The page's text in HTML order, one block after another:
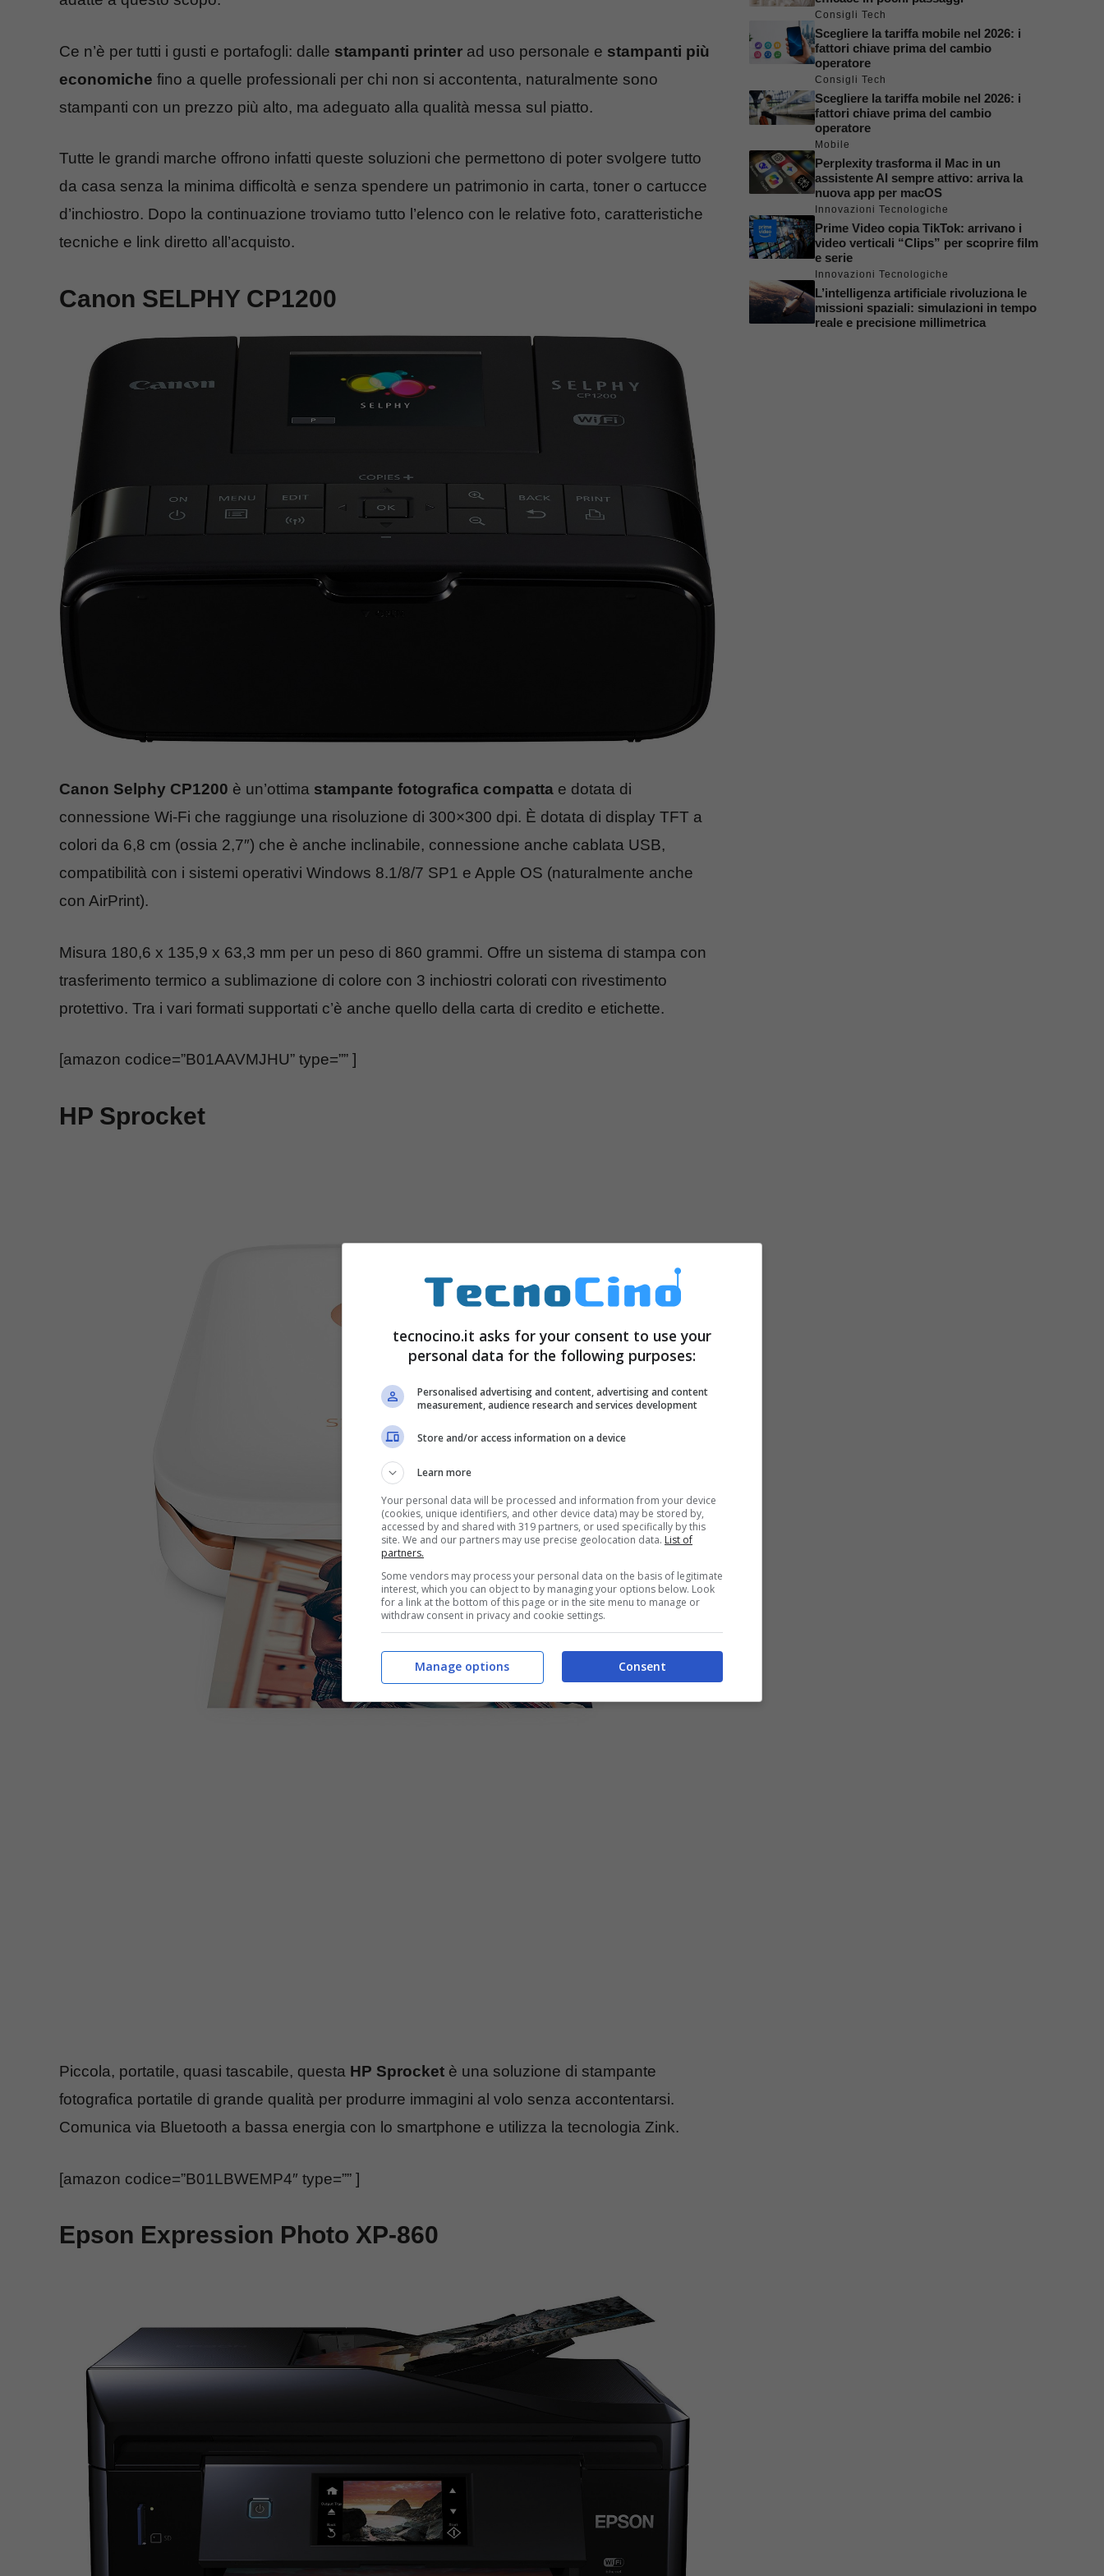
Ce n’è per tutti i gusti e portafogli: dalle stampanti printer ad uso personale e stampanti più
economiche fino a quelle professionali per chi non si accontenta, naturalmente sono
stampanti con un prezzo più alto, ma adeguato alla qualità messa sul piatto.
Tutte le grandi marche offrono infatti queste soluzioni che permettono di poter svolgere tutto
da casa senza la minima difficoltà e senza spendere un patrimonio in carta, toner o cartucce
d’inchiostro. Dopo la continuazione troviamo tutto l’elenco con le relative foto, caratteristiche
tecniche e link diretto all’acquisto.
Canon SELPHY CP1200
Canon Selphy CP1200 è un’ottima stampante fotografica compatta e dotata di
connessione Wi-Fi che raggiunge una risoluzione di 300×300 dpi. È dotata di display TFT a
colori da 6,8 cm (ossia 2,7″) che è anche inclinabile, connessione anche cablata USB,
compatibilità con i sistemi operativi Windows 8.1/8/7 SP1 e Apple OS (naturalmente anche
con AirPrint).
Misura 180,6 x 135,9 x 63,3 mm per un peso di 860 grammi. Offre un sistema di stampa con
trasferimento termico a sublimazione di colore con 3 inchiostri colorati con rivestimento
protettivo. Tra i vari formati supportati c’è anche quello della carta di credito e etichette.
[amazon codice=”B01AAVMJHU” type=”” ]
HP Sprocket
Piccola, portatile, quasi tascabile, questa HP Sprocket è una soluzione di stampante
fotografica portatile di grande qualità per produrre immagini al volo senza accontentarsi.
Comunica via Bluetooth a bassa energia con lo smartphone e utilizza la tecnologia Zink.
[amazon codice=”B01LBWEMP4″ type=”” ]
Epson Expression Photo XP-860
Consigli Tech
Scegliere la tariffa mobile nel 2026: i
fattori chiave prima del cambio
operatore
Consigli Tech
Scegliere la tariffa mobile nel 2026: i
fattori chiave prima del cambio
operatore
Mobile
Perplexity trasforma il Mac in un
assistente AI sempre attivo: arriva la
nuova app per macOS
Innovazioni Tecnologiche
Prime Video copia TikTok: arrivano i
video verticali “Clips” per scoprire film
e serie
Innovazioni Tecnologiche
L’intelligenza artificiale rivoluziona le
missioni spaziali: simulazioni in tempo
reale e precisione millimetrica
tecnocino.it asks for your consent to use your
personal data for the following purposes:
Personalised advertising and content, advertising and content
measurement, audience research and services development
Store and/or access information on a device
Learn more
Your personal data will be processed and information from your device
(cookies, unique identifiers, and other device data) may be stored by,
accessed by and shared with 319 partners, or used specifically by this
site. We and our partners may use precise geolocation data. List of
partners.
Some vendors may process your personal data on the basis of legitimate
interest, which you can object to by managing your options below. Look
for a link at the bottom of this page or in the site menu to manage or
withdraw consent in privacy and cookie settings.
Consent
Manage options